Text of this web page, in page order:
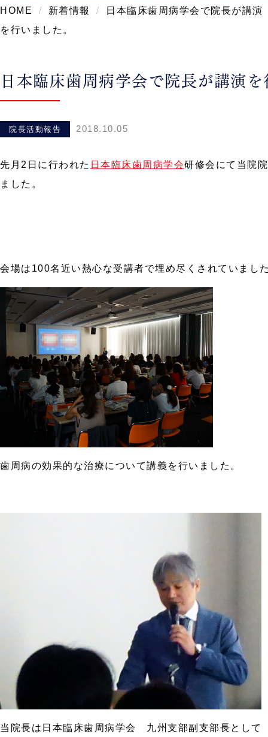
HOME 新着情報
日本臨床歯周病学会で院長が講演
を行いました。
日本臨床歯周病学会で院長が講演
院長活動報告 2018.10.05
先月2日に行われた 日本臨床歯周病学会研修会にて当院
ました。
会場は100名近い熱心な受講者で埋め尽くされていまし
歯周病の効果的な治療について講義を行いました。
当院長は日本臨床歯周病学会 九州支部副支部長として